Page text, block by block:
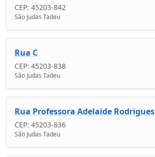
CEP: 45203-842
São Judas Tadeu
Rua C
CEP: 45203-838
São Judas Tadeu
Rua Professora Adelaide Rodrigues
CEP: 45203-836
São Judas Tadeu